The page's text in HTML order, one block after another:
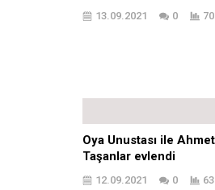
13.09.2021 0 70
Oya Unustası ile
Taşanlar evlendi
12.09.2021 0 63